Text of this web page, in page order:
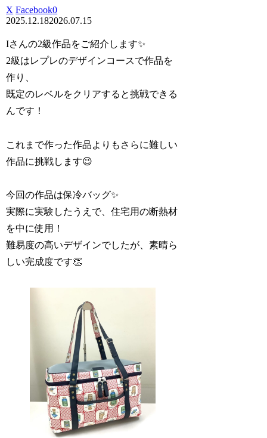
X Facebook0
2025.12.182026.07.15
Iさんの2級作品をご紹介します✨
2級はレプレのデザインコースで作品を
作り、
既定のレベルをクリアすると挑戦できる
んです！
これまで作った作品よりもさらに難しい
作品に挑戦します😉
今回の作品は保冷バッグ✨
実際に実験したうえで、住宅用の断熱材
を中に使用！
難易度の高いデザインでしたが、素晴ら
しい完成度です👏